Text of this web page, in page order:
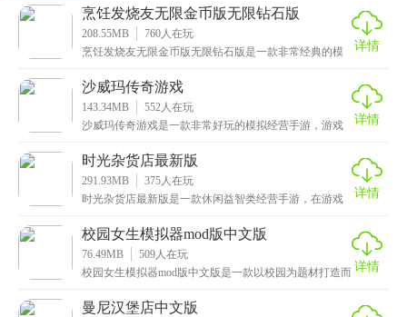
烹饪发烧友无限金币版无限钻石版
208.55MB 760人在玩
烹饪发烧友无限金币版无限钻石版是一款非常经典的模
厅，你
详情
沙威玛传奇游戏
143.34MB 552人在玩
沙威玛传奇游戏是一款非常好玩的模拟经营手游，游戏
达十
详情
时光杂货店最新版
291.93MB 375人在玩
时光杂货店最新版是一款休闲益智类经营手游，在游戏
初始
详情
校园女生模拟器mod版中文版
76.49MB 509人在玩
校园女生模拟器mod版中文版是一款以校园为题材打造而 详情
曼尼汉堡店中文版